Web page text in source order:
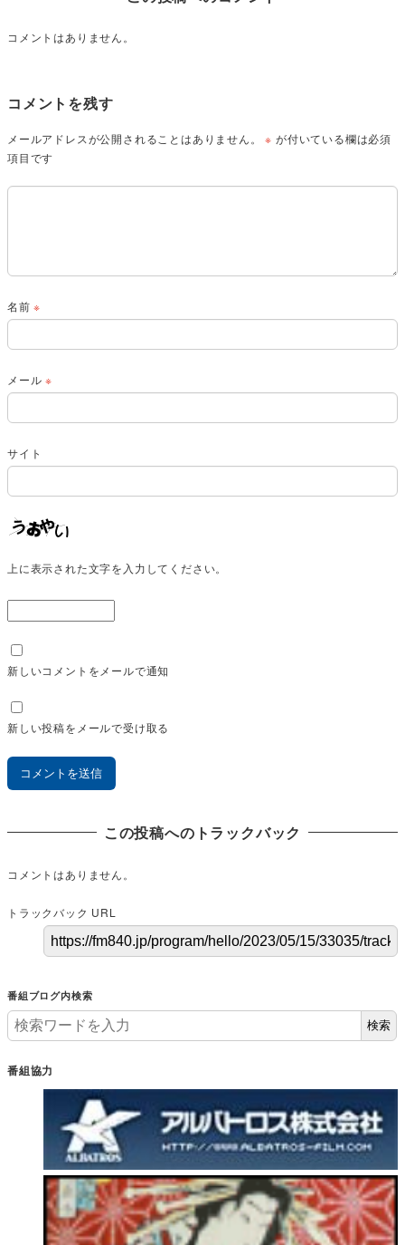
コメントはありません。
コメントを残す
メールアドレスが公開されることはありません。 ※ が付いている欄は必須
項目です
名前※
メール※
サイト
上に表示された文字を入力してください。
新しいコメントをメールで通知
新しい投稿をメールで受け取る
この投稿へのトラックバック
コメントはありません。
トラックバック URL
番組ブログ内検索
検索
番組協力